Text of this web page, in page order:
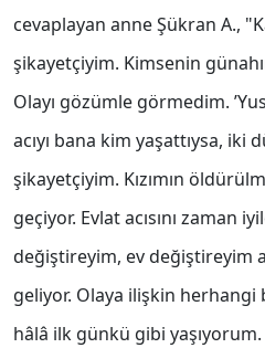
cevaplayan anne Şükran A.,
şikayetçiyim. Kimsenin
Olayı gözümle görmedim.
acıyı bana kim yaşattıysa, iki
şikayetçiyim. Kızımın
geçiyor. Evlat acısını zaman
değiştireyim, ev değiştireyim
geliyor. Olaya ilişkin herhangi
hâlâ ilk günkü gibi